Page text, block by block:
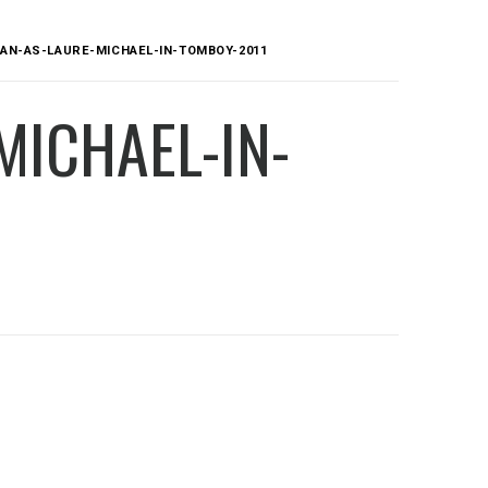
AS-LAURE-MICHAEL-IN-TOMBOY-2011
IN-